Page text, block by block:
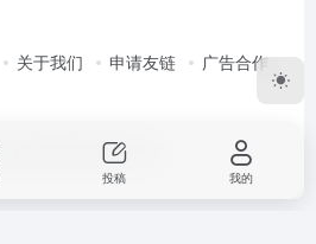
关于我们 申请友链 广告合作
渝ICP备2022003351号-2
投稿 我的